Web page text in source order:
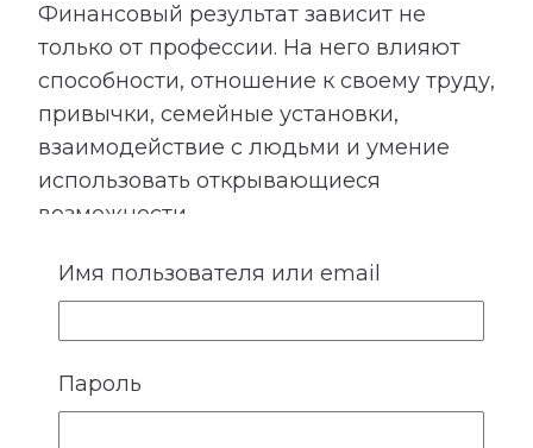
Финансовый результат зависит не
только от профессии. На него влияют
способности, отношение к своему труду,
привычки, семейные установки,
взаимодействие с людьми и умение
использовать открывающиеся
возможности.
Расшифровка категории «Деньги»
показывает подходящие направления
деятельности, качества, необходимые
для успеха, возможные причины
лишних расходов, внутренние
Имя пользователя или email
Пароль